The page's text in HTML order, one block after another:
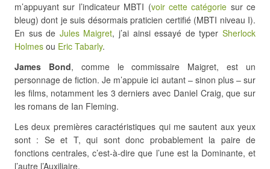
m’appuyant sur l’indicateur MBTI (voir cette catégorie sur ce
bleug) dont je suis désormais praticien certifié (MBTI niveau I).
En sus de Jules Maigret, j’ai ainsi essayé de typerSherlock
Holmes ou Eric Tabarly.
James Bond, comme le commissaire Maigret, est un
personnage de fiction. Je m’appuie ici autant – sinon plus – sur
les films, notamment les 3 derniers avec Daniel Craig, que sur
les romans de Ian Fleming.
Les deux premières caractéristiques qui me sautent aux yeux
sont : Se et T, qui sont donc probablement la paire de
fonctions centrales, c’est-à-dire que l’une est la Dominante, et
l’autre l’Auxiliaire.